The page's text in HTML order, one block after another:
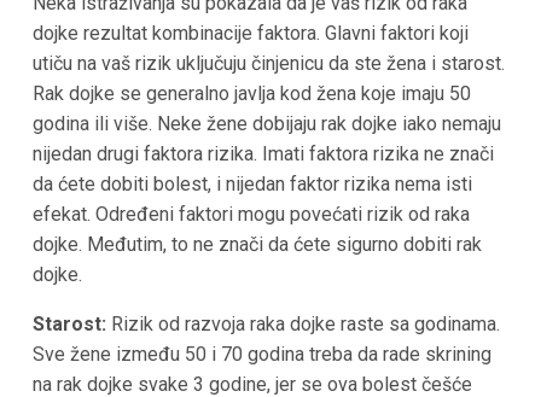
dojke rezultat kombinacije faktora. Glavni faktori koji
utiču na vaš rizik uključuju činjenicu da ste žena i starost.
Rak dojke se generalno javlja kod žena koje imaju 50
godina ili više. Neke žene dobijaju rak dojke iako nemaju
nijedan drugi faktora rizika. Imati faktora rizika ne znači
da ćete dobiti bolest, i nijedan faktor rizika nema isti
efekat. Određeni faktori mogu povećati rizik od raka
dojke. Međutim, to ne znači da ćete sigurno dobiti rak
dojke.
Starost: Rizik od razvoja raka dojke raste sa godinama.
Sve žene između 50 i 70 godina treba da rade skrining
na rak dojke svake 3 godine, jer se ova bolest češće